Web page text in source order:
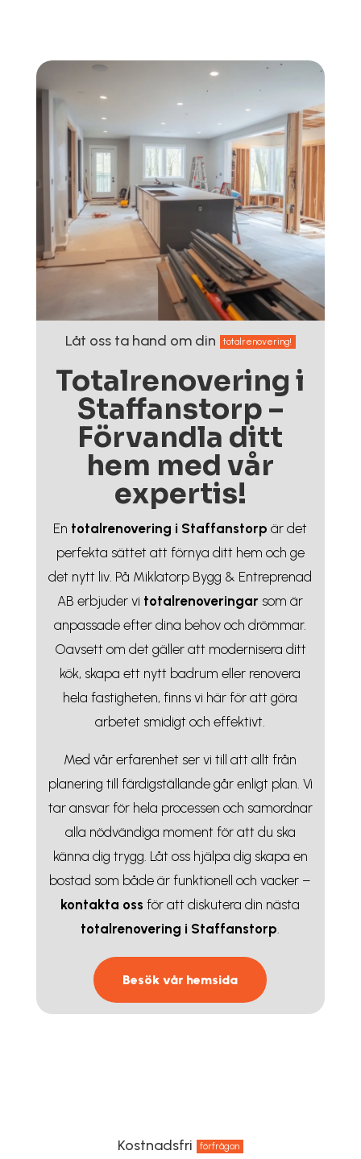
Låt oss ta hand om din totalrenovering!
Totalrenovering i
Staffanstorp –
Förvandla ditt
hem med vår
expertis!
En totalrenovering i Staffanstorp är det
perfekta sättet att förnya ditt hem och ge
det nytt liv. På Miklatorp Bygg & Entreprenad
AB erbjuder vi totalrenoveringar som är
anpassade efter dina behov och drömmar.
Oavsett om det gäller att modernisera ditt
kök, skapa ett nytt badrum eller renovera
hela fastigheten, finns vi här för att göra
arbetet smidigt och effektivt.
Med vår erfarenhet ser vi till att allt från
planering till färdigställande går enligt plan. Vi
tar ansvar för hela processen och samordnar
alla nödvändiga moment för att du ska
känna dig trygg. Låt oss hjälpa dig skapa en
bostad som både är funktionell och vacker –
kontakta oss för att diskutera din nästa
totalrenovering i Staffanstorp
Besök vår hemsida
Kostnadsfri förfrågan